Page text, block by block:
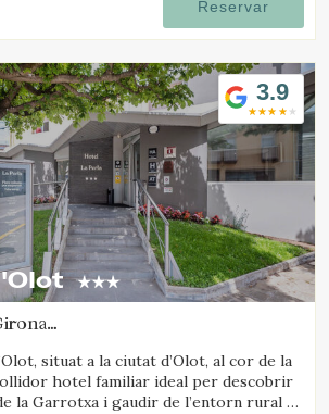
Reservar
3.9
situat a la ciutat d’Olot, al cor de la
hotel familiar ideal per descobrir
la Garrotxa i gaudir de l’entorn rural de